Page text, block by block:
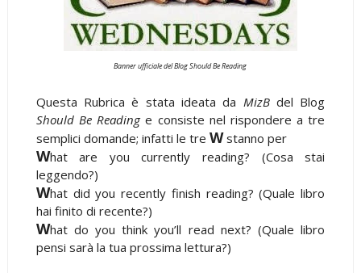
Banner ufficiale del Blog Should Be Reading
Questa Rubrica è stata ideata da MizBdel Blog
Should Be Readinge consiste nel rispondere a tre
semplici domande; infatti le tre Wstanno per
What are you currently reading? (Cosa stai
leggendo?)
What did you recently finish reading? (Quale libro
hai finito di recente?)
What do you think you’ll read next? (Quale libro
pensi sarà la tua prossima lettura?)